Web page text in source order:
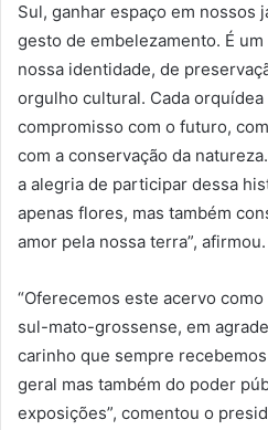
Sul, ganhar espaço em nossos
gesto de embelezamento. É
nossa identidade, de
orgulho cultural. Cada
compromisso com o futuro,
com a conservação da
a alegria de participar dessa
apenas flores, mas também
amor pela nossa terra”, afirmou.
“Oferecemos este acervo
sul-mato-grossense, em
carinho que sempre
geral mas também do poder
exposições”, comentou o